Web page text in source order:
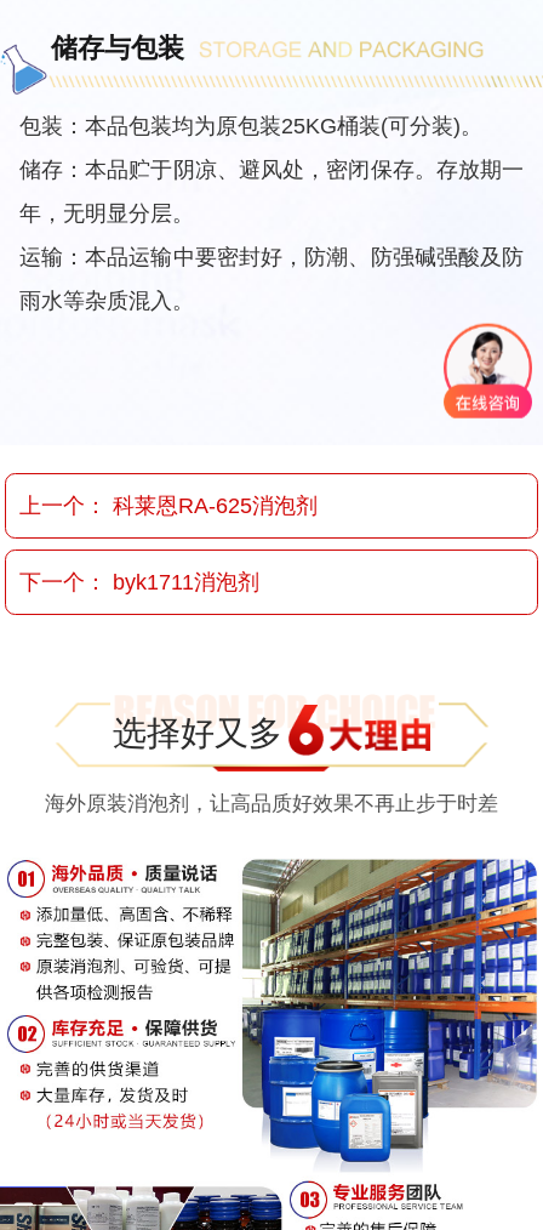
储存与包装
包装：本品包装均为原包装25KG桶装(可分装)。
储存：本品贮于阴凉、避风处，密闭保存。存放期一
年，无明显分层。
运输：本品运输中要密封好，防潮、防强碱强酸及防
雨水等杂质混入。
上一个： 科莱恩RA-625消泡剂
下一个： byk1711消泡剂
选择好又多
海外原装消泡剂，让高品质好效果不再止步于时差